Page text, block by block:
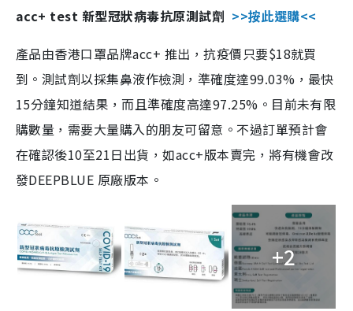
acc+ test 新型冠狀病毒抗原測試劑 >>按此選購<<
產品由香港口罩品牌acc+ 推出，抗疫價只要$18就買
到。測試劑以採集鼻液作檢測，準確度達99.03%，最快
15分鐘知道結果，而且準確度高達97.25%。目前未有限
購數量，需要大量購入的朋友可留意。不過訂單預計會
在確認後10至21日出貨，如acc+版本賣完，將有機會改
發DEEPBLUE 原廠版本。
+2